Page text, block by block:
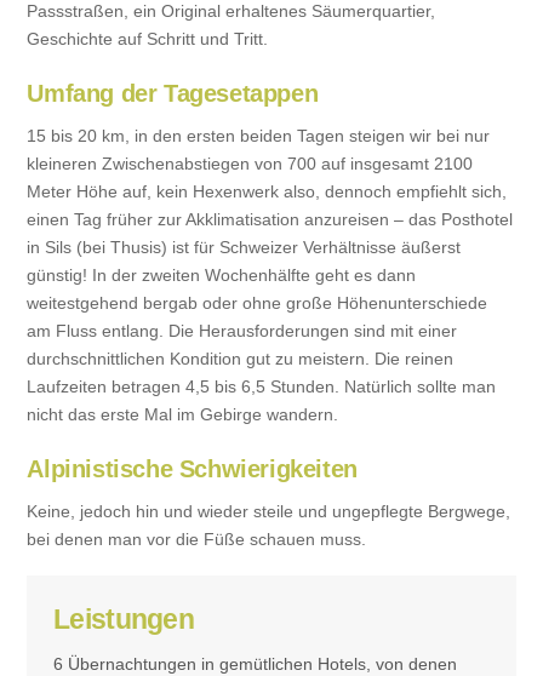
Passstraßen, ein Original erhaltenes Säumerquartier,
Geschichte auf Schritt und Tritt.
Umfang der Tagesetappen
15 bis 20 km, in den ersten beiden Tagen steigen wir bei nur
kleineren Zwischenabstiegen von 700 auf insgesamt 2100
Meter Höhe auf, kein Hexenwerk also, dennoch empfiehlt sich,
einen Tag früher zur Akklimatisation anzureisen – das Posthotel
in Sils (bei Thusis) ist für Schweizer Verhältnisse äußerst
günstig! In der zweiten Wochenhälfte geht es dann
weitestgehend bergab oder ohne große Höhenunterschiede
am Fluss entlang. Die Herausforderungen sind mit einer
durchschnittlichen Kondition gut zu meistern. Die reinen
Laufzeiten betragen 4,5 bis 6,5 Stunden. Natürlich sollte man
nicht das erste Mal im Gebirge wandern.
Alpinistische Schwierigkeiten
Keine, jedoch hin und wieder steile und ungepflegte Bergwege,
bei denen man vor die Füße schauen muss.
Leistungen
6 Übernachtungen in gemütlichen Hotels, von denen